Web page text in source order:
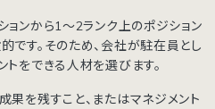
ョンから1〜2ランク上のポジション
です。そのため、会社が駐在員とし
をできる人材を選びます。
果を残すこと、またはマネジメント